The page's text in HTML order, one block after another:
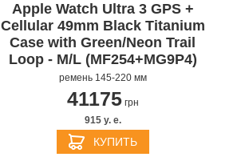
Apple Watch Ultra 3 GPS +
Cellular 49mm Black Titanium
Case with Green/Neon Trail
Loop - M/L (MF254+MG9P4)
ремень 145-220 мм
41175грн
915 y. e.
КУПИТЬ